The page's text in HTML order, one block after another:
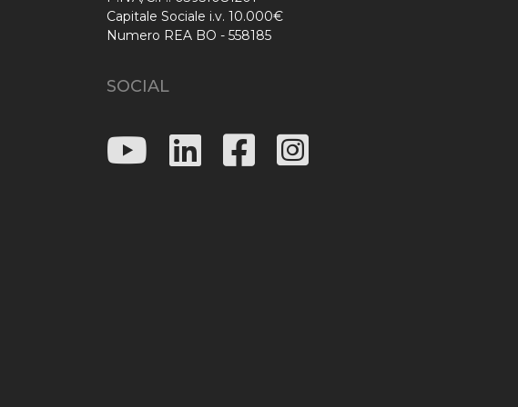
Capitale Sociale i.v. 10.000€
Numero REA BO - 558185
SOCIAL